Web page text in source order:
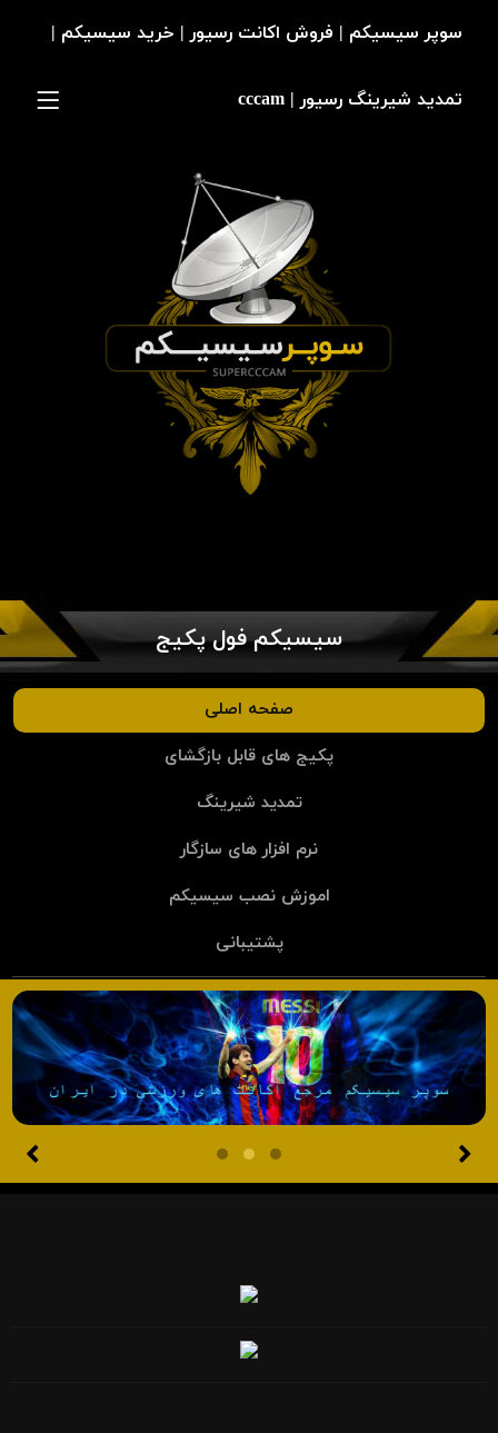
سیسیکم فول پکیج
صفحه اصلی
پکیج های قابل بازگشای
تمدید شیرینگ
نرم افزار های سازگار
اموزش نصب سیسیکم
پشتیبانی
سوپر سیسیکم | فروش اکانت رسیور | خرید سیسیکم |
تمدید شیرینگ رسیور | cccam